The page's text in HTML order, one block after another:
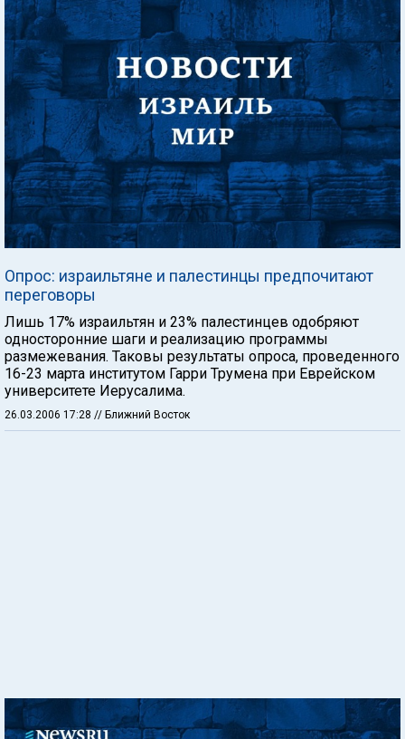
Опрос: израильтяне и палестинцы предпочитают
переговоры
Лишь 17% израильтян и 23% палестинцев одобряют
односторонние шаги и реализацию программы
размежевания. Таковы результаты опроса, проведенного
16-23 марта институтом Гарри Трумена при Еврейском
университете Иерусалима.
26.03.2006 17:28 // Ближний Восток